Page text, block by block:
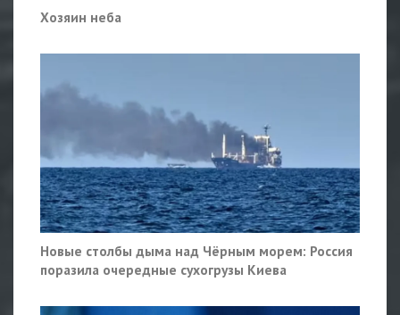
Хозяин неба
Новые столбы дыма над Чёрным морем: Россия
поразила очередные сухогрузы Киева